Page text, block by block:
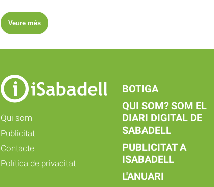
Veure més
Qui som
Publicitat
Contacte
Política de privacitat
BOTIGA
QUI SOM? SOM EL
DIARI DIGITAL DE
SABADELL
PUBLICITAT A
ISABADELL
L'ANUARI